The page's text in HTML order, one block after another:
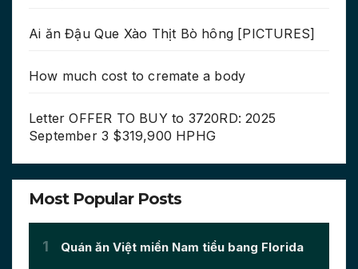
Ai ăn Đậu Que Xào Thịt Bò hông [PICTURES]
How much cost to cremate a body
Letter OFFER TO BUY to 3720RD: 2025
September 3 $319,900 HPHG
Most Popular Posts